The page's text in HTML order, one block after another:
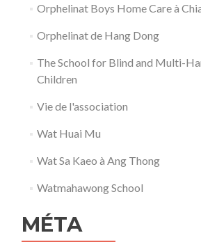
Orphelinat Boys Home Care à
Orphelinat de Hang Dong
The School for Blind and Multi-
Children
Vie de l'association
Wat Huai Mu
Wat Sa Kaeo à Ang Thong
Watmahawong School
MÉTA